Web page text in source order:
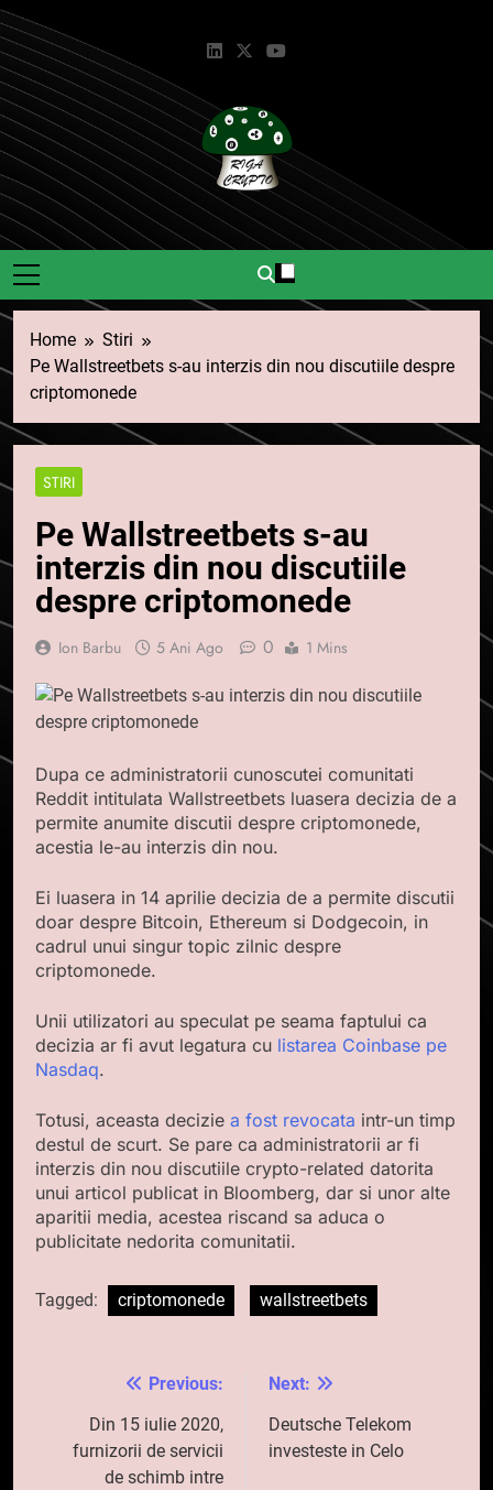
Skip
to
content
Riga Crypto
Știri Și Informații Despre
Criptomonede.
Home
Stiri
Pe Wallstreetbets s-au interzis din nou discutiile despre
criptomonede
STIRI
Pe Wallstreetbets s-au
interzis din nou discutiile
despre criptomonede
Ion Barbu 5 Ani Ago 0 1 Mins
Dupa ce administratorii cunoscutei comunitati
Reddit intitulata Wallstreetbets luasera decizia de a
permite anumite discutii despre criptomonede,
acestia le-au interzis din nou.
Ei luasera in 14 aprilie decizia de a permite discutii
doar despre Bitcoin, Ethereum si Dodgecoin, in
cadrul unui singur topic zilnic despre
criptomonede.
Unii utilizatori au speculat pe seama faptului ca
decizia ar fi avut legatura cu listarea Coinbase pe
Nasdaq.
Totusi, aceasta decizie a fost revocata intr-un timp
destul de scurt. Se pare ca administratorii ar fi
interzis din nou discutiile crypto-related datorita
unui articol publicat in Bloomberg, dar si unor alte
aparitii media, acestea riscand sa aduca o
publicitate nedorita comunitatii.
Tagged: criptomonede wallstreetbets
Navigare
articole
Previous:
Din 15 iulie 2020,
furnizorii de servicii
de schimb intre
Next:
Deutsche Telekom
investeste in Celo